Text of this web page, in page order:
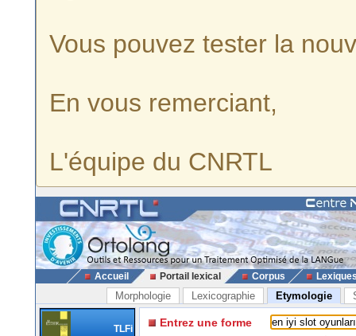
Vous pouvez tester la
En vous remerciant,
L'équipe du CNRTL
Accueil Portail lexical Corpus
Morphologie Lexicographie Etymologie
TLFi Entrez une forme